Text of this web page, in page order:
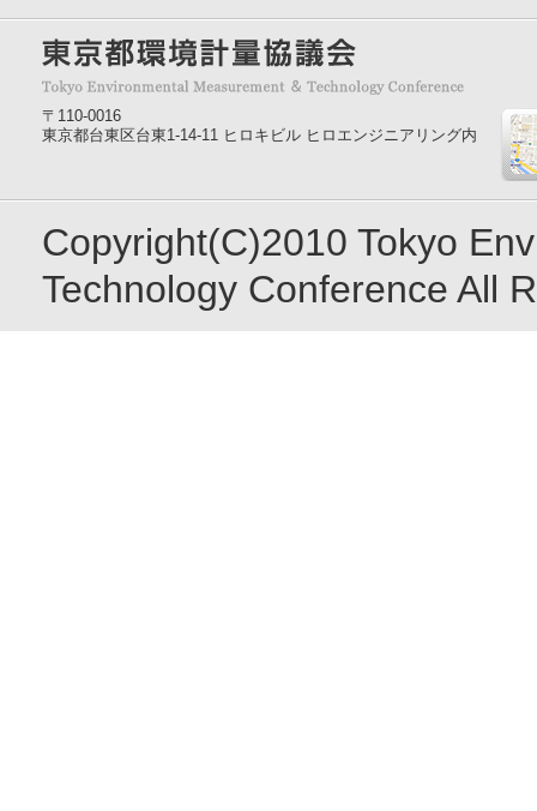
〒110-0016
東京都台東区台東1-14-11 ヒロキビル ヒロエンジニアリング内
Copyright(C)2010 Tokyo
Technology Conference All